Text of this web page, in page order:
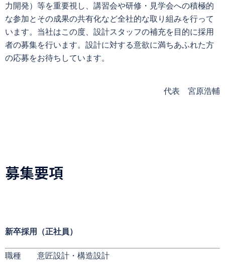
力開発）等を重要視し、講習会や研修・見学会への積極的
な参加とその成果の共有化など全社的な取り組みを行って
います。当社はこの度、設計スタッフの補充を目的に採用
者の募集を行います。設計に対する意欲に満ちあふれた方
の応募をお待ちしています。
代表 宮原浩輔
募集要項
新卒採用（正社員）
職種 意匠設計・構造設計